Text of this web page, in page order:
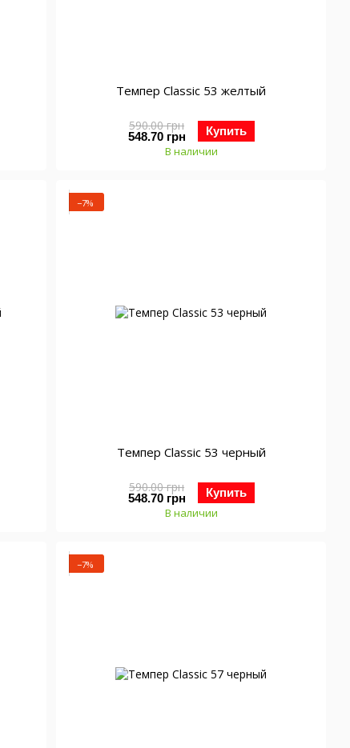
Темпер Classic 53 желтый
590.00 грн
548.70 грн Купить
В наличии
−7%
Темпер Classic 53 черный
590.00 грн
548.70 грн Купить
В наличии
−7%